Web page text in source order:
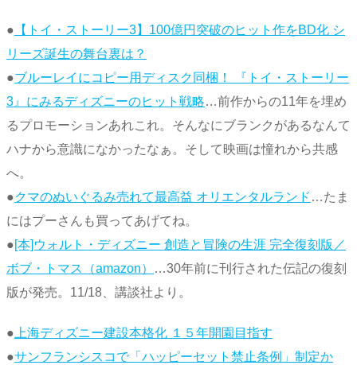
● 【トイ・ストーリー3】100億円突破のヒット作をBD化 シ
リーズ誕生の舞台裏は？
●ブルーレイにコピー用ディスク同梱！ 『トイ・ストーリー
3』にみるディズニーのヒット戦略…前作からの11年を埋め
るプロモーションあれこれ。そんなにブランクがあるなんて
ハナから意識になかったなぁ。そして映画は憧れから共感
へ。
●クマのぬいぐるみ売れて最高益 オリエンタルランド …たま
にはプーさんも買ってあげてね。
●[本]ウォルト・ディズニー 創造と冒険の生涯 完全復刻版／
ボブ・トマス（amazon）
…30年前に刊行された伝記の復刻
版が発売。11/18、講談社より。
● 上海ディズニー建設本格化 １５年開園目指す
●サンフランシスコで「ハッピーセット禁止条例」制定か